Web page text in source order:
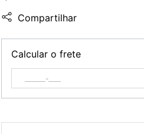
Compartilhar
Calcular o frete